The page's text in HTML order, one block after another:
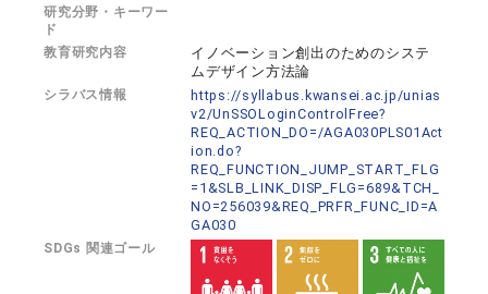
研究分野・キーワー
ド
教育研究内容
イノベーション創出のためのシステ
ムデザイン方法論
シラバス情報
https://syllabus.kwansei.ac.jp/unias
v2/UnSSOLoginControlFree?
REQ_ACTION_DO=/AGA030PLS01Act
ion.do?
REQ_FUNCTION_JUMP_START_FLG
=1&SLB_LINK_DISP_FLG=689&TCH_
NO=256039&REQ_PRFR_FUNC_ID=A
GA030
SDGs 関連ゴール